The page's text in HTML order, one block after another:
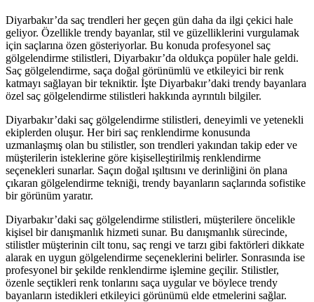
Diyarbakır’da saç trendleri her geçen gün daha da ilgi çekici hale
geliyor. Özellikle trendy bayanlar, stil ve güzelliklerini vurgulamak
için saçlarına özen gösteriyorlar. Bu konuda profesyonel saç
gölgelendirme stilistleri, Diyarbakır’da oldukça popüler hale geldi.
Saç gölgelendirme, saça doğal görünümlü ve etkileyici bir renk
katmayı sağlayan bir tekniktir. İşte Diyarbakır’daki trendy bayanlara
özel saç gölgelendirme stilistleri hakkında ayrıntılı bilgiler.
Diyarbakır’daki saç gölgelendirme stilistleri, deneyimli ve yetenekli
ekiplerden oluşur. Her biri saç renklendirme konusunda
uzmanlaşmış olan bu stilistler, son trendleri yakından takip eder ve
müşterilerin isteklerine göre kişiselleştirilmiş renklendirme
seçenekleri sunarlar. Saçın doğal ışıltısını ve derinliğini ön plana
çıkaran gölgelendirme tekniği, trendy bayanların saçlarında sofistike
bir görünüm yaratır.
Diyarbakır’daki saç gölgelendirme stilistleri, müşterilere öncelikle
kişisel bir danışmanlık hizmeti sunar. Bu danışmanlık sürecinde,
stilistler müşterinin cilt tonu, saç rengi ve tarzı gibi faktörleri dikkate
alarak en uygun gölgelendirme seçeneklerini belirler. Sonrasında ise
profesyonel bir şekilde renklendirme işlemine geçilir. Stilistler,
özenle seçtikleri renk tonlarını saça uygular ve böylece trendy
bayanların istedikleri etkileyici görünümü elde etmelerini sağlar.